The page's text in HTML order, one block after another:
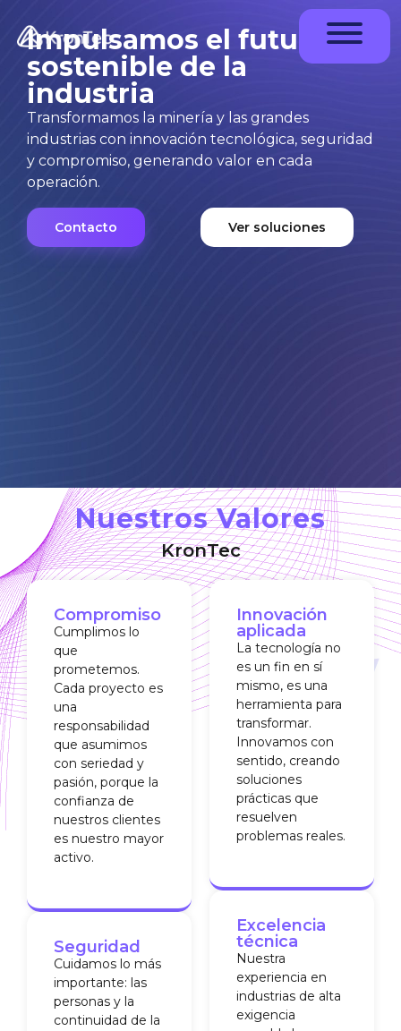
Impulsamos el futuro
sostenible de la
industria
Transformamos la minería y las grandes
industrias con innovación tecnológica, seguridad
y compromiso, generando valor en cada
operación.
Contacto Ver soluciones
Nuestros Valores
KronTec
Compromiso
Cumplimos lo
que
prometemos.
Cada proyecto es
una
responsabilidad
que asumimos
con seriedad y
pasión, porque la
confianza de
nuestros clientes
es nuestro mayor
activo.
Seguridad
Cuidamos lo más
importante: las
personas y la
continuidad de la
Innovación
aplicada
La tecnología no
es un fin en sí
mismo, es una
herramienta para
transformar.
Innovamos con
sentido, creando
soluciones
prácticas que
resuelven
problemas reales.
Excelencia
técnica
Nuestra
experiencia en
industrias de alta
exigencia